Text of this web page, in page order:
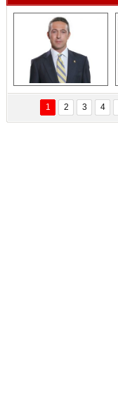
Hüseyin Gök
Zaman ve İnsan
Ali Koç'tan  Lefter
sezonunda herkesi
yeniden saygıya
davet!
1 2 3 4